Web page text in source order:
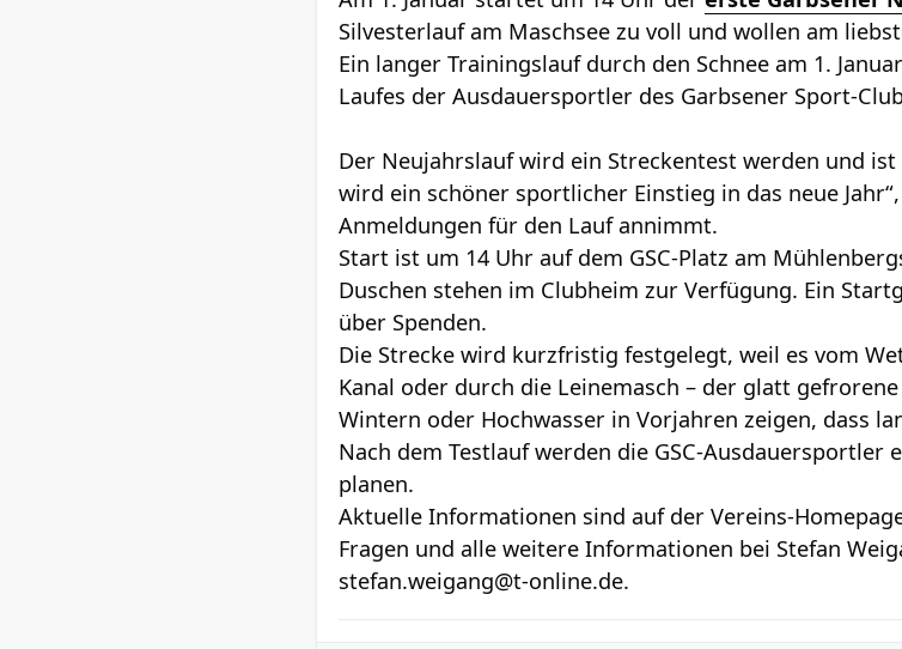
Silvesterlauf am Maschsee zu voll und wollen am
Ein langer Trainingslauf durch den Schnee am 1.
Laufes der Ausdauersportler des Garbsener Sport-
Der Neujahrslauf wird ein Streckentest werden und
wird ein schöner sportlicher Einstieg in das neue
Anmeldungen für den Lauf annimmt.
Start ist um 14 Uhr auf dem GSC-Platz am
Duschen stehen im Clubheim zur Verfügung. Ein
über Spenden.
Die Strecke wird kurzfristig festgelegt, weil es vom
Kanal oder durch die Leinemasch – der glatt
Wintern oder Hochwasser in Vorjahren zeigen, dass
Nach dem Testlauf werden die GSC-Ausdauersportler
planen.
Aktuelle Informationen sind auf der Vereins-
Fragen und alle weitere Informationen bei Stefan
stefan.weigang@t-online.de.